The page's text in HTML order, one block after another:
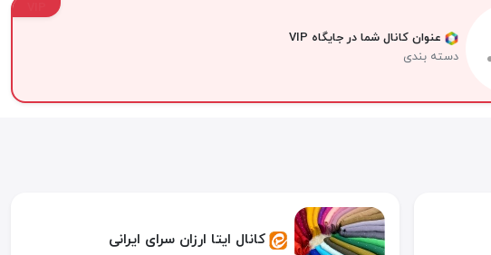
عنوان کانال شما در جایگاه VIP
دسته بندی
کانال ایتا ارزان سرای ایرانی